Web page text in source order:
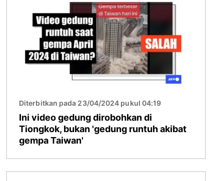
Diterbitkan pada 23/04/2024 pukul 04:19
Ini video gedung dirobohkan di
Tiongkok, bukan 'gedung runtuh akibat
gempa Taiwan'